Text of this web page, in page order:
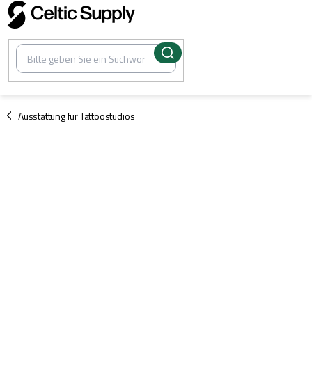
Zum
Inhalt
springen
Ausstattung für Tattoostudios
/